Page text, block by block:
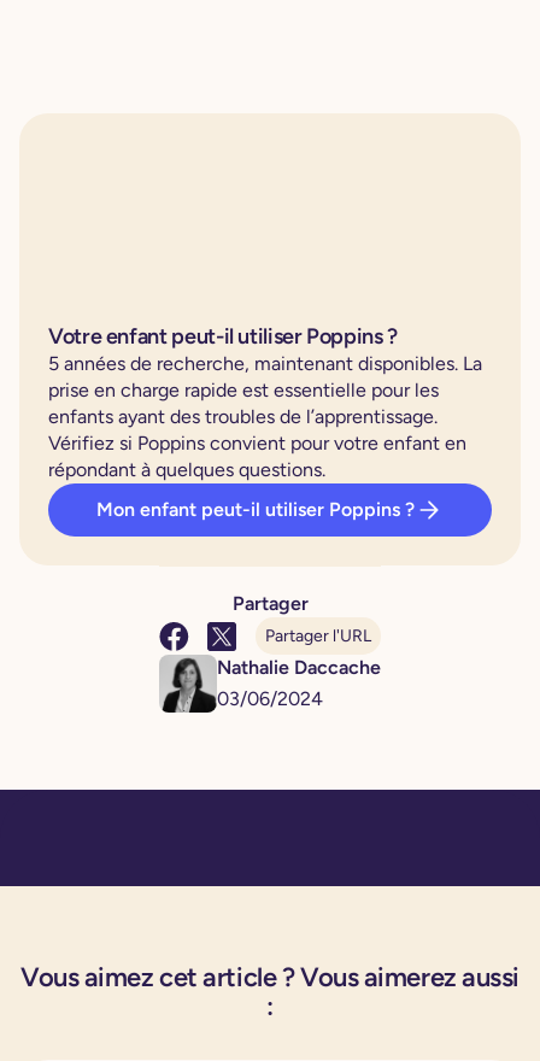
Partager
Partager l'URL
Nathalie Daccache
03/06/2024
Votre enfant peut-il utiliser Poppins ?
5 années de recherche, maintenant disponibles. La
prise en charge rapide est essentielle pour les
enfants ayant des troubles de l’apprentissage.
Vérifiez si Poppins convient pour votre enfant en
répondant à quelques questions.
Mon enfant peut-il utiliser Poppins ?
Vous aimez cet article ? Vous aimerez aussi
: